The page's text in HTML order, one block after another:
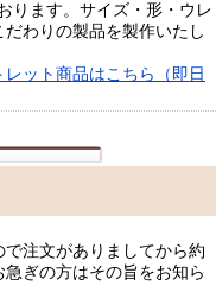
ります。サイズ・形・ウレ
わりの製品を製作いたし
レット商品はこちら（即日
注文がありましてから約
ぎの方はその旨をお知ら